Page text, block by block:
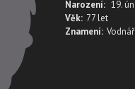
Narození: 19.
Věk: 77 let
Znamení: Vodnář